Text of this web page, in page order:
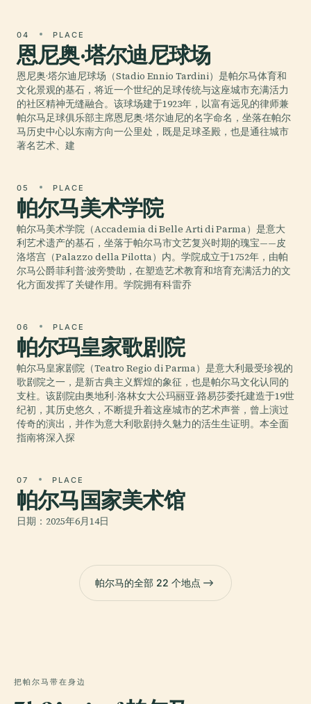
04 PLACE
恩尼奥·塔尔迪尼球场
恩尼奥·塔尔迪尼球场（Stadio Ennio Tardini）是帕尔马体育和
文化景观的基石，将近一个世纪的足球传统与这座城市充满活力
的社区精神无缝融合。该球场建于1923年，以富有远见的律师兼
帕尔马足球俱乐部主席恩尼奥·塔尔迪尼的名字命名，坐落在帕尔
马历史中心以东南方向一公里处，既是足球圣殿，也是通往城市
著名艺术、建
05 PLACE
帕尔马美术学院
帕尔马美术学院（Accademia di Belle Arti di Parma）是意大
利艺术遗产的基石，坐落于帕尔马市文艺复兴时期的瑰宝——皮
洛塔宫（Palazzo della Pilotta）内。学院成立于1752年，由帕
尔马公爵菲利普·波旁赞助，在塑造艺术教育和培育充满活力的文
化方面发挥了关键作用。学院拥有科雷乔
06 PLACE
帕尔玛皇家歌剧院
帕尔马皇家剧院（Teatro Regio di Parma）是意大利最受珍视的
歌剧院之一，是新古典主义辉煌的象征，也是帕尔马文化认同的
支柱。该剧院由奥地利-洛林女大公玛丽亚·路易莎委托建造于19世
纪初，其历史悠久，不断提升着这座城市的艺术声誉，曾上演过
传奇的演出，并作为意大利歌剧持久魅力的活生生证明。本全面
指南将深入探
07 PLACE
帕尔马国家美术馆
日期：2025年6月14日
帕尔马的全部 22 个地点
把帕尔马带在身边